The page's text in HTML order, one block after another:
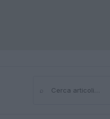
Cerca